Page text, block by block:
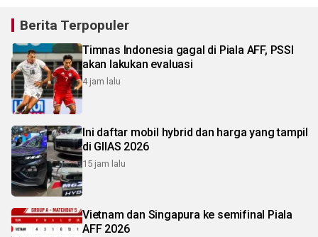
Berita Terpopuler
Timnas Indonesia gagal di Piala AFF, PSSI
akan lakukan evaluasi
4 jam lalu
Ini daftar mobil hybrid dan harga yang tampil
di GIIAS 2026
15 jam lalu
Vietnam dan Singapura ke semifinal Piala
AFF 2026